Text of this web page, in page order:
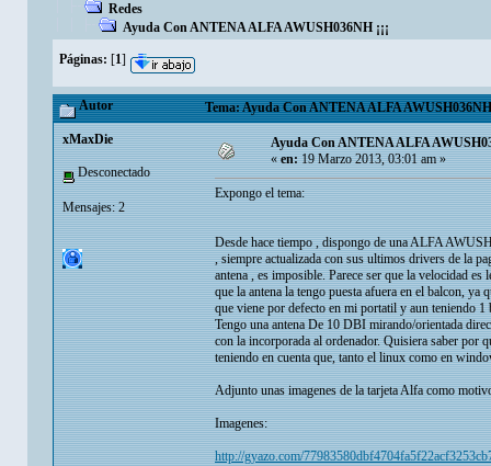
Redes
Ayuda Con ANTENA ALFA AWUSH036NH ¡¡¡
Páginas: [1]
Autor Tema: Ayuda Con ANTENA ALFA AWUSH036NH
xMaxDie
Desconectado
Mensajes: 2
Ayuda Con ANTENA ALFA
«en:19 Marzo 2013, 03:01 am »
Expongo el tema:
Desde hace tiempo , dispongo de una ALFA
, siempre actualizada con sus ultimos drivers de la
antena , es imposible. Parece ser que la velocidad
que la antena la tengo puesta afuera en el balcon,
que viene por defecto en mi portatil y aun teniendo
Tengo una antena De 10 DBI mirando/orientada
con la incorporada al ordenador. Quisiera saber por
teniendo en cuenta que, tanto el linux como en
Adjunto unas imagenes de la tarjeta Alfa como
Imagenes:
http://gyazo.com/